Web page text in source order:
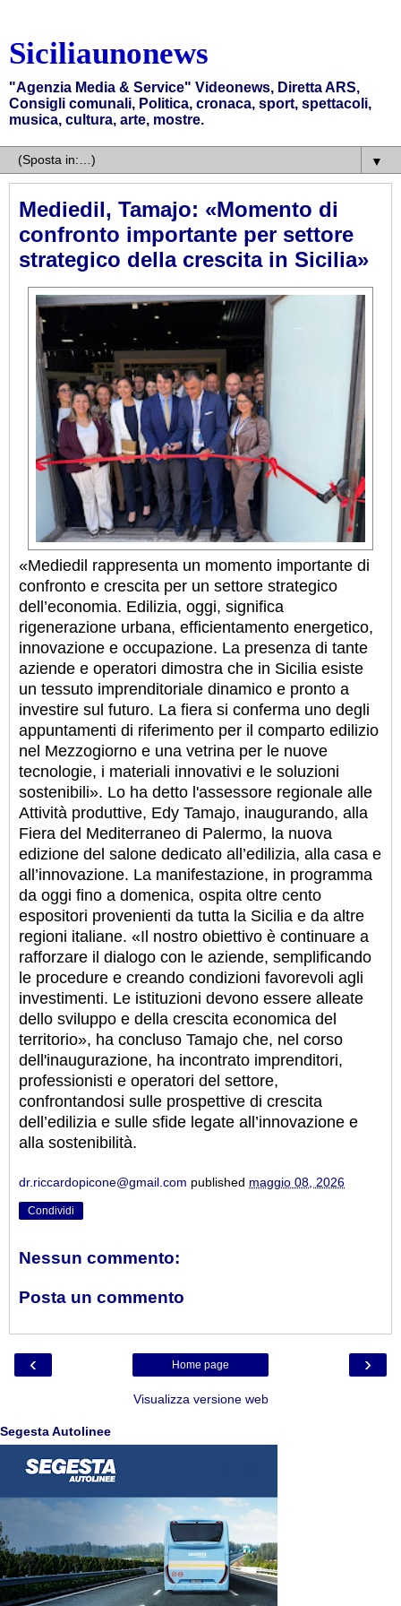
Siciliaunonews
"Agenzia Media & Service" Videonews, Diretta ARS,
Consigli comunali, Politica, cronaca, sport, spettacoli,
musica, cultura, arte, mostre.
▼
Mediedil, Tamajo: «Momento di
confronto importante per settore
strategico della crescita in Sicilia»
«Mediedil rappresenta un momento importante di
confronto e crescita per un settore strategico
dell’economia. Edilizia, oggi, significa
rigenerazione urbana, efficientamento energetico,
innovazione e occupazione. La presenza di tante
aziende e operatori dimostra che in Sicilia esiste
un tessuto imprenditoriale dinamico e pronto a
investire sul futuro. La fiera si conferma uno degli
appuntamenti di riferimento per il comparto edilizio
nel Mezzogiorno e una vetrina per le nuove
tecnologie, i materiali innovativi e le soluzioni
sostenibili». Lo ha detto l'assessore regionale alle
Attività produttive, Edy Tamajo, inaugurando, alla
Fiera del Mediterraneo di Palermo, la nuova
edizione del salone dedicato all’edilizia, alla casa e
all’innovazione. La manifestazione, in programma
da oggi fino a domenica, ospita oltre cento
espositori provenienti da tutta la Sicilia e da altre
regioni italiane. «Il nostro obiettivo è continuare a
rafforzare il dialogo con le aziende, semplificando
le procedure e creando condizioni favorevoli agli
investimenti. Le istituzioni devono essere alleate
dello sviluppo e della crescita economica del
territorio», ha concluso Tamajo che, nel corso
dell'inaugurazione, ha incontrato imprenditori,
professionisti e operatori del settore,
confrontandosi sulle prospettive di crescita
dell’edilizia e sulle sfide legate all’innovazione e
alla sostenibilità.
dr.riccardopicone@gmail.com published maggio 08, 2026
Condividi
Nessun commento:
Posta un commento
‹ ›
Home page
Visualizza versione web
Segesta Autolinee